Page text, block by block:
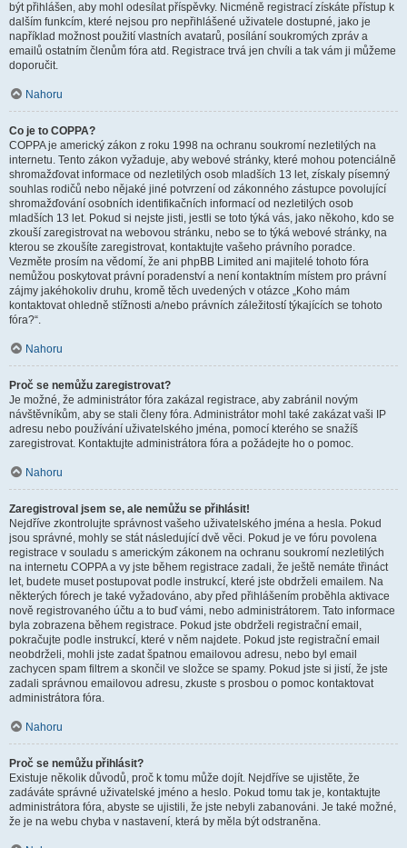
být přihlášen, aby mohl odesílat příspěvky. Nicméně registrací získáte přístup k
dalším funkcím, které nejsou pro nepřihlášené uživatele dostupné, jako je
například možnost použití vlastních avatarů, posílání soukromých zpráv a
emailů ostatním členům fóra atd. Registrace trvá jen chvíli a tak vám ji můžeme
doporučit.
Nahoru
Co je to COPPA?
COPPA je americký zákon z roku 1998 na ochranu soukromí nezletilých na
internetu. Tento zákon vyžaduje, aby webové stránky, které mohou potenciálně
shromažďovat informace od nezletilých osob mladších 13 let, získaly písemný
souhlas rodičů nebo nějaké jiné potvrzení od zákonného zástupce povolující
shromažďování osobních identifikačních informací od nezletilých osob
mladších 13 let. Pokud si nejste jisti, jestli se toto týká vás, jako někoho, kdo se
zkouší zaregistrovat na webovou stránku, nebo se to týká webové stránky, na
kterou se zkoušíte zaregistrovat, kontaktujte vašeho právního poradce.
Vezměte prosím na vědomí, že ani phpBB Limited ani majitelé tohoto fóra
nemůžou poskytovat právní poradenství a není kontaktním místem pro právní
zájmy jakéhokoliv druhu, kromě těch uvedených v otázce „Koho mám
kontaktovat ohledně stížnosti a/nebo právních záležitostí týkajících se tohoto
fóra?“.
Nahoru
Proč se nemůžu zaregistrovat?
Je možné, že administrátor fóra zakázal registrace, aby zabránil novým
návštěvníkům, aby se stali členy fóra. Administrátor mohl také zakázat vaši IP
adresu nebo používání uživatelského jména, pomocí kterého se snažíš
zaregistrovat. Kontaktujte administrátora fóra a požádejte ho o pomoc.
Nahoru
Zaregistroval jsem se, ale nemůžu se přihlásit!
Nejdříve zkontrolujte správnost vašeho uživatelského jména a hesla. Pokud
jsou správné, mohly se stát následující dvě věci. Pokud je ve fóru povolena
registrace v souladu s americkým zákonem na ochranu soukromí nezletilých
na internetu COPPA a vy jste během registrace zadali, že ještě nemáte třináct
let, budete muset postupovat podle instrukcí, které jste obdrželi emailem. Na
některých fórech je také vyžadováno, aby před přihlášením proběhla aktivace
nově registrovaného účtu a to buď vámi, nebo administrátorem. Tato informace
byla zobrazena během registrace. Pokud jste obdrželi registrační email,
pokračujte podle instrukcí, které v něm najdete. Pokud jste registrační email
neobdrželi, mohli jste zadat špatnou emailovou adresu, nebo byl email
zachycen spam filtrem a skončil ve složce se spamy. Pokud jste si jistí, že jste
zadali správnou emailovou adresu, zkuste s prosbou o pomoc kontaktovat
administrátora fóra.
Nahoru
Proč se nemůžu přihlásit?
Existuje několik důvodů, proč k tomu může dojít. Nejdříve se ujistěte, že
zadáváte správné uživatelské jméno a heslo. Pokud tomu tak je, kontaktujte
administrátora fóra, abyste se ujistili, že jste nebyli zabanováni. Je také možné,
že je na webu chyba v nastavení, která by měla být odstraněna.